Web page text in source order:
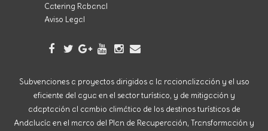
Catering Rabanal
Aviso Legal
Subvenciones a proyectos dirigidos a la racionalización y el uso
eficiente del agua en el sector turístico, y de mitigación y
adaptación al cambio climático de los destinos turísticos de
Andalucía en el marco del Plan de Recuperación, Transformación y